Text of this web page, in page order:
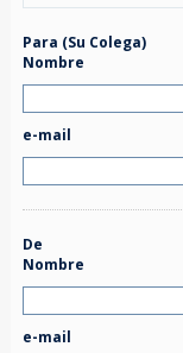
Para (Su Colega)
Nombre
e-mail
De
Nombre
e-mail